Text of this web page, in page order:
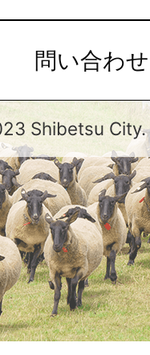
問い合わせ
Shibetsu City.